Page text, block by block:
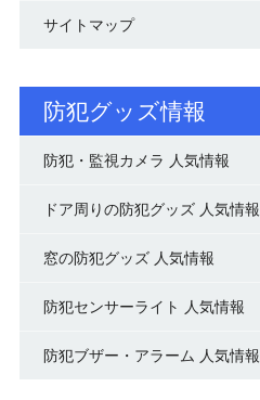
サイトマップ
防犯グッズ情報
防犯・監視カメラ 人気情報
ドア周りの防犯グッズ 人気情報
窓の防犯グッズ 人気情報
防犯センサーライト 人気情報
防犯ブザー・アラーム 人気情報